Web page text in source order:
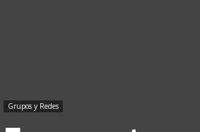
Grupos y Redes